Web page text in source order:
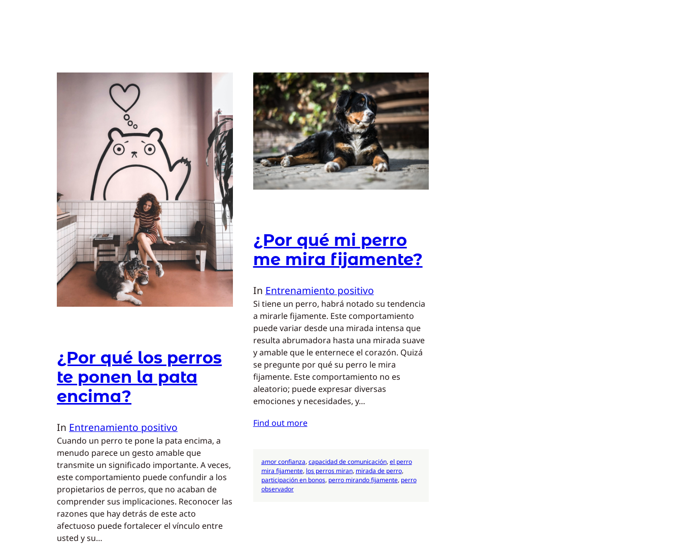
¿Por qué los perros
te ponen la pata
encima?
In Entrenamiento positivo
Cuando un perro te pone la pata encima, a
menudo parece un gesto amable que
transmite un significado importante. A veces,
este comportamiento puede confundir a los
propietarios de perros, que no acaban de
comprender sus implicaciones. Reconocer las
razones que hay detrás de este acto
afectuoso puede fortalecer el vínculo entre
usted y su…
¿Por qué mi perro
me mira fijamente?
In Entrenamiento positivo
Si tiene un perro, habrá notado su tendencia
a mirarle fijamente. Este comportamiento
puede variar desde una mirada intensa que
resulta abrumadora hasta una mirada suave
y amable que le enternece el corazón. Quizá
se pregunte por qué su perro le mira
fijamente. Este comportamiento no es
aleatorio; puede expresar diversas
emociones y necesidades, y…
Find out more
amor confianza, capacidad de comunicación, el perro
mira fijamente, los perros miran, mirada de perro
participación en bonos, perro mirando fijamente, perro
observador